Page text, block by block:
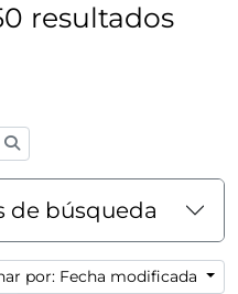
resultados
de búsqueda
por: Fecha modificada